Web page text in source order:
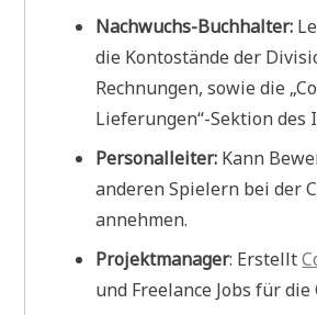
Nachwuchs-Buchhalter:
die Kontostände der
Rechnungen, sowie die
Lieferungen“-Sektion des
Personalleiter: Kann
anderen Spielern bei der
annehmen.
Projektmanager: Erstellt
und Freelance Jobs für die